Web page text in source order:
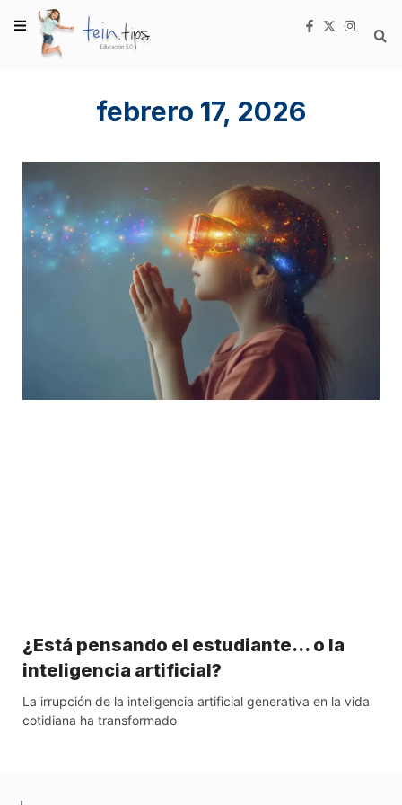
febrero 17, 2026
¿Está pensando el estudiante… o la
inteligencia artificial?
La irrupción de la inteligencia artificial generativa en la vida
cotidiana ha transformado